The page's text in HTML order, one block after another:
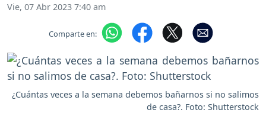
Vie, 07 Abr 2023 7:40 am
Comparte en:
¿Cuántas veces a la semana debemos bañarnos si no salimos
de casa?. Foto: Shutterstock